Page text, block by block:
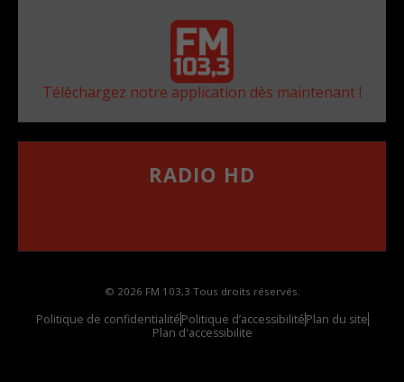
Téléchargez notre application dès maintenant !
RADIO HD
© 2026 FM 103,3 Tous droits réservés.
Politique de confidentialitéPolitique d’accessibilitéPlan du site
Plan d'accessibilite